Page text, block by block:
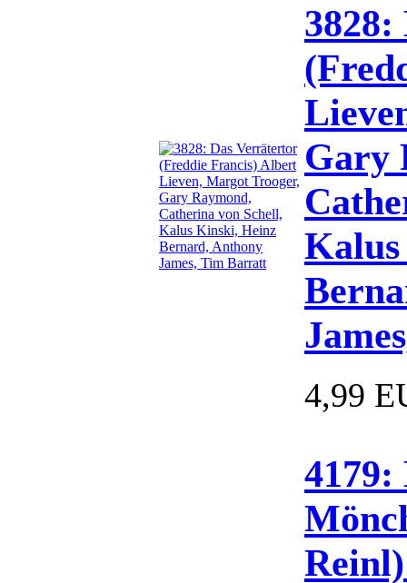
Gary
4,99
4179: